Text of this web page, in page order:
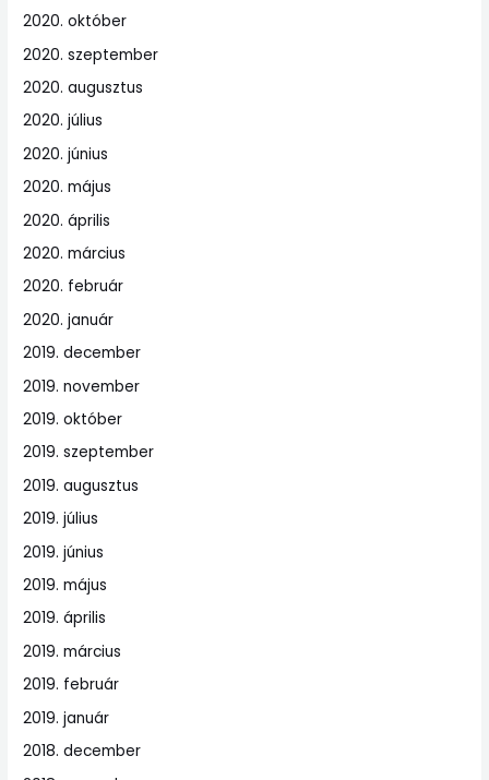
2020. október
2020. szeptember
2020. augusztus
2020. július
2020. június
2020. május
2020. április
2020. március
2020. február
2020. január
2019. december
2019. november
2019. október
2019. szeptember
2019. augusztus
2019. július
2019. június
2019. május
2019. április
2019. március
2019. február
2019. január
2018. december